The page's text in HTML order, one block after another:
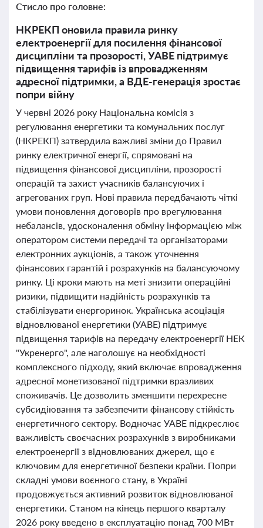
Стисло про головне:
НКРЕКП оновила правила ринку
електроенергії для посилення фінансової
дисципліни та прозорості, УАВЕ підтримує
підвищення тарифів із впровадженням
адресної підтримки, а ВДЕ-генерація зростає
попри війну
У червні 2026 року Національна комісія з
регулювання енергетики та комунальних послуг
(НКРЕКП) затвердила важливі зміни до Правил
ринку електричної енергії, спрямовані на
підвищення фінансової дисципліни, прозорості
операцій та захист учасників балансуючих і
агрегованих груп. Нові правила передбачають чіткі
умови поновлення договорів про врегулювання
небалансів, удосконалення обміну інформацією між
оператором системи передачі та організаторами
електронних аукціонів, а також уточнення
фінансових гарантій і розрахунків на балансуючому
ринку. Ці кроки мають на меті знизити операційні
ризики, підвищити надійність розрахунків та
стабілізувати енергоринок. Українська асоціація
відновлюваної енергетики (УАВЕ) підтримує
підвищення тарифів на передачу електроенергії НЕК
"Укренерго", але наголошує на необхідності
комплексного підходу, який включає впровадження
адресної монетизованої підтримки вразливих
споживачів. Це дозволить зменшити перехресне
субсидіювання та забезпечити фінансову стійкість
енергетичного сектору. Водночас УАВЕ підкреслює
важливість своєчасних розрахунків з виробниками
електроенергії з відновлюваних джерел, що є
ключовим для енергетичної безпеки країни. Попри
складні умови воєнного стану, в Україні
продовжується активний розвиток відновлюваної
енергетики. Станом на кінець першого кварталу
2026 року введено в експлуатацію понад 700 МВт